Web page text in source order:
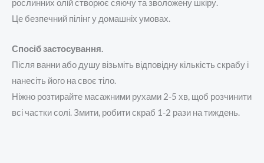
рослинних олій створює сяючу та зволожену шкіру.
Це безпечний пілінг у домашніх умовах.
Спосіб застосування.
Після ванни або душу візьміть відповідну кількість скрабу і
нанесіть його на своє тіло.
Ніжно розтирайте масажними рухами 2-5 хв, щоб розчинити
всі частки солі. Змити, робити скраб 1-2 рази на тиждень.